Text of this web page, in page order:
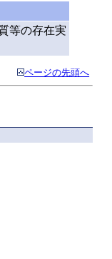
等の存在実
ページの先頭へ